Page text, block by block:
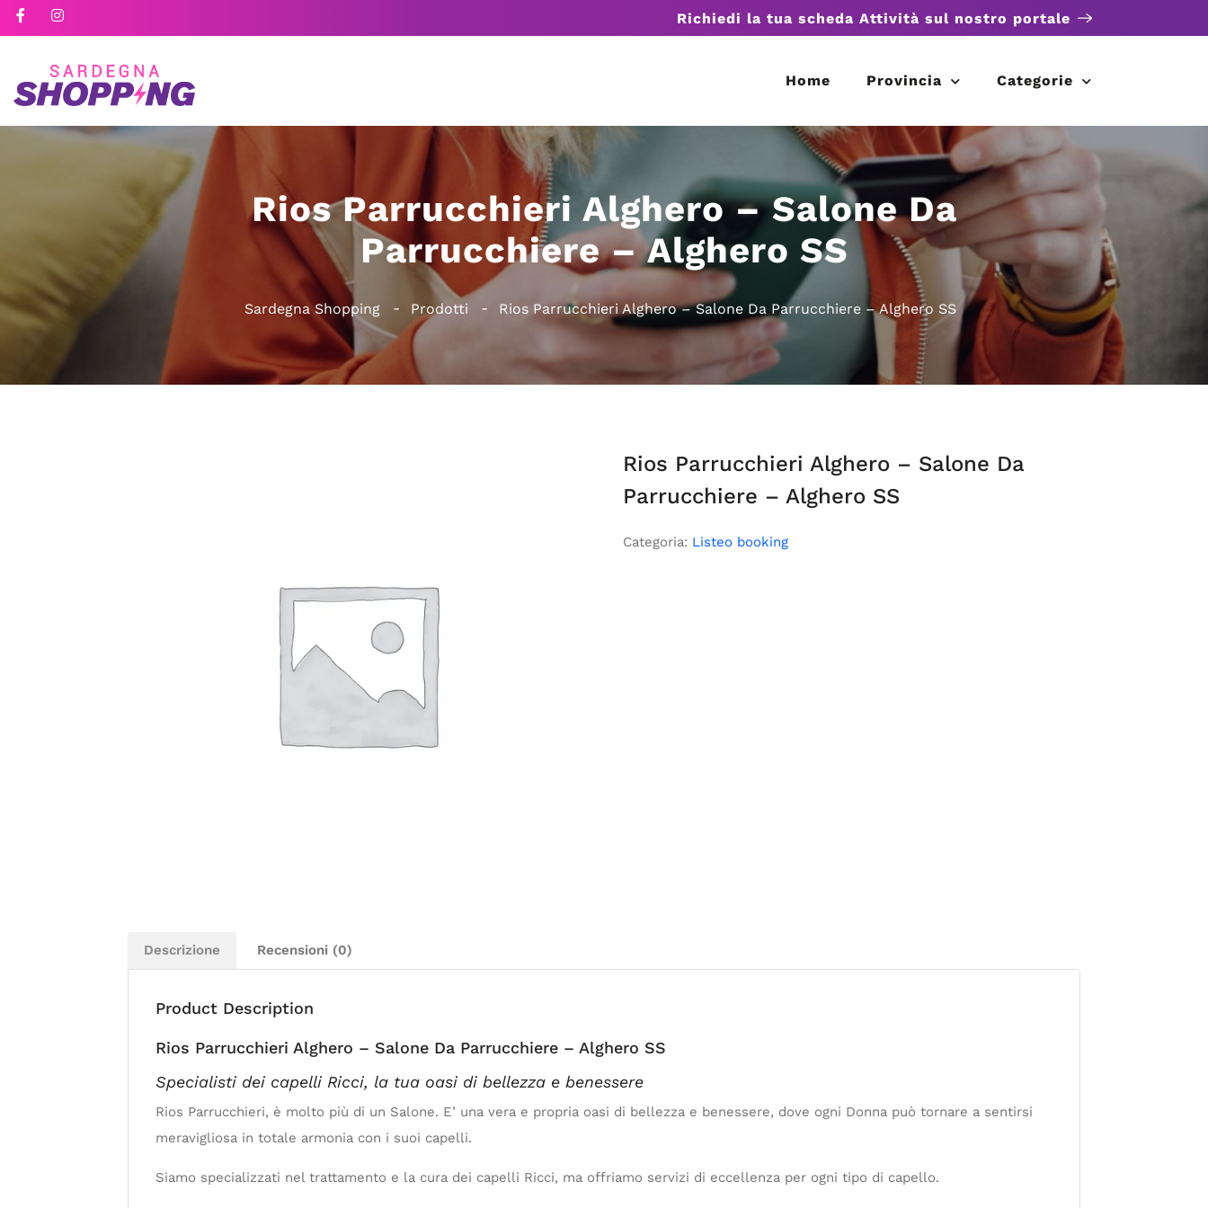
Richiedi la tua scheda Attività sul nostro portale
Home Provincia Categorie
Rios Parrucchieri Alghero – Salone Da
Parrucchiere – Alghero SS
Sardegna Shopping Prodotti Rios Parrucchieri Alghero – Salone Da Parrucchiere – Alghero SS
Rios Parrucchieri Alghero – Salone Da
Parrucchiere – Alghero SS
Categoria: Listeo booking
Descrizione Recensioni (0)
Product Description
Rios Parrucchieri Alghero – Salone Da Parrucchiere – Alghero SS
Specialisti dei capelli Ricci, la tua oasi di bellezza e benessere
Rios Parrucchieri, è molto più di un Salone. E’ una vera e propria oasi di bellezza e benessere, dove ogni Donna può tornare a sentirsi
meravigliosa in totale armonia con i suoi capelli.
Siamo specializzati nel trattamento e la cura dei capelli Ricci, ma offriamo servizi di eccellenza per ogni tipo di capello.